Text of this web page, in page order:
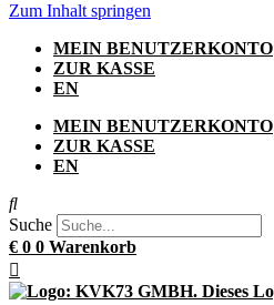
Zum Inhalt springen
MEIN BENUTZERKONTO
ZUR KASSE
EN
MEIN BENUTZERKONTO
ZUR KASSE
EN
Suche
€ 0 0 Warenkorb